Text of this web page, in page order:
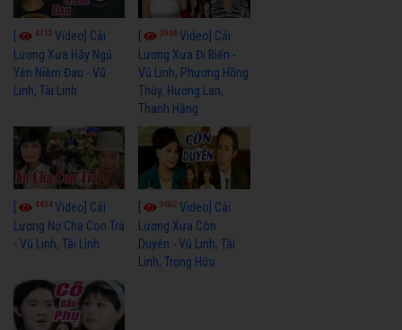
4115 Video] Cải
Lương Xưa Hãy Ngủ
Yên Niềm Đau - Vũ
Linh, Tài Linh
3966Video] Cải
Lương Xưa Đi Biển -
Vũ Linh, Phương Hồng
Thủy, Hương Lan,
Thanh Hằng
4434Video] Cải
Lương Nợ Cha Con Trả
- Vũ Linh, Tài Linh
3602Video] Cải
Lương Xưa Còn
Duyên - Vũ Linh, Tài
Linh, Trọng Hữu